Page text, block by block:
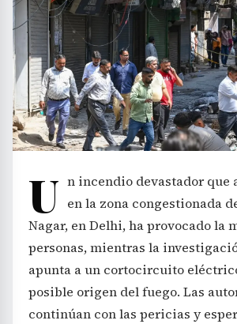
U n incendio devastador que
en la zona congestionada
Nagar, en Delhi, ha provocado la
personas, mientras la
apunta a un cortocircuito
posible origen del fuego. Las
continúan con las pericias y